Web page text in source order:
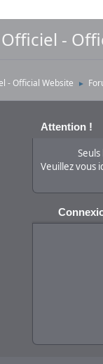
Officiel -
- Official Website ►
Attention !
Veuillez vous